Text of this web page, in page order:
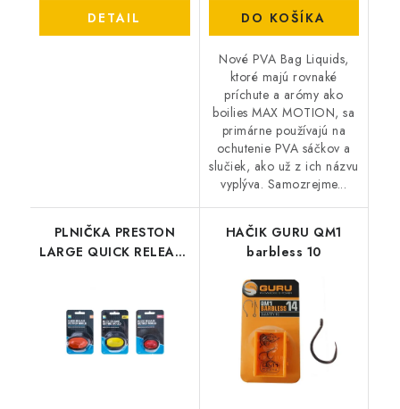
DETAIL DO KOŠÍKA
Nové PVA Bag Liquids,
ktoré majú rovnaké
príchute a arómy ako
boilies MAX MOTION, sa
primárne používajú na
ochutenie PVA sáčkov a
slučiek, ako už z ich názvu
vyplýva. Samozrejme...
PLNIČKA PRESTON
LARGE QUICK RELEASE
HAČIK GURU QM1
barbless 10